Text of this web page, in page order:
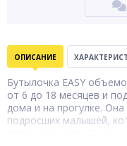
ОПИСАНИЕ
Бутылочка EASY
от 6 до 18 месяцев и
дома и на прогулке.
подросших малышей,